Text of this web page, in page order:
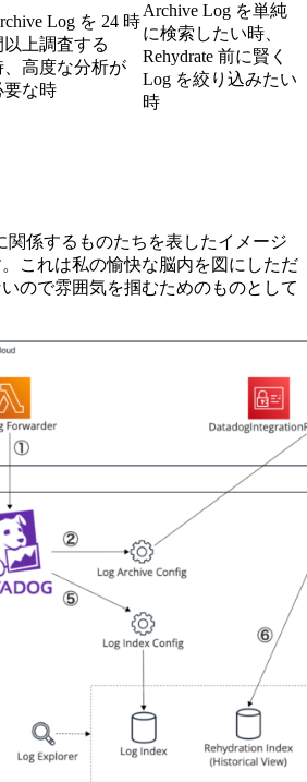
Log を 24 時
以上調査する
、高度な分析が
要な時
Archive Log を単純
に検索したい時、
Rehydrate 前に賢く
Log を絞り込みたい
時
関係するものたちを表したイメージ
これは私の愉快な脳内を図にしただ
ので雰囲気を掴むためのものとして